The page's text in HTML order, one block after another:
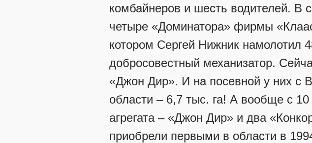
комбайнеров и шесть водителей.
четыре «Доминатора» фирмы
котором Сергей Нижник намолотил
добросовестный механизатор.
«Джон Дир». И на посевной у них с
области – 6,7 тыс. га! А вообще с 10
агрегата – «Джон Дир» и два
приобрели первыми в области в